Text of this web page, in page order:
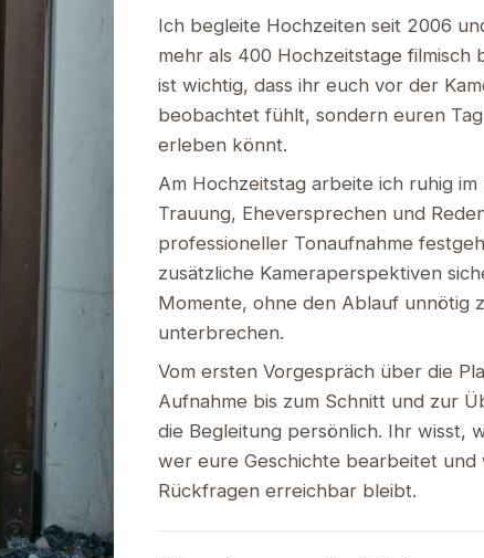
Ich begleite Hochzeiten seit 2006
mehr als 400 Hochzeitstage filmisch
ist wichtig, dass ihr euch vor der
beobachtet fühlt, sondern euren
erleben könnt.
Am Hochzeitstag arbeite ich ruhig
Trauung, Eheversprechen und
professioneller Tonaufnahme
zusätzliche Kameraperspektiven
Momente, ohne den Ablauf unnötig
unterbrechen.
Vom ersten Vorgespräch über die
Aufnahme bis zum Schnitt und zur
die Begleitung persönlich. Ihr wisst,
wer eure Geschichte bearbeitet und
Rückfragen erreichbar bleibt.